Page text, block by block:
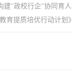
"政校行企"协同育
育提质培优行动计划